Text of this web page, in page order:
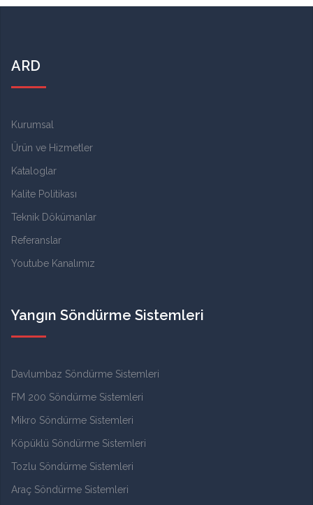
ARD
Kurumsal
Ürün ve Hizmetler
Kataloglar
Kalite Politikası
Teknik Dökümanlar
Referanslar
Youtube Kanalımız
Yangın Söndürme Sistemleri
Davlumbaz Söndürme Sistemleri
FM 200 Söndürme Sistemleri
Mikro Söndürme Sistemleri
Köpüklü Söndürme Sistemleri
Tozlu Söndürme Sistemleri
Araç Söndürme Sistemleri